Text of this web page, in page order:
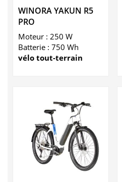
WINORA YAKUN R5
PRO
Moteur : 250 W
Batterie : 750 Wh
vélo tout-terrain